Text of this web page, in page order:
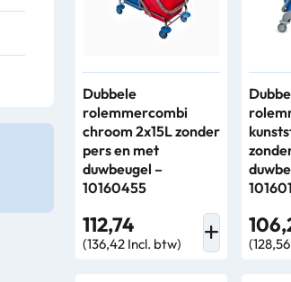
Dubbele
rolemmercombi
chroom 2x15L zonder
pers en met
duwbeugel –
10160455
112,74
(136,42 Incl. btw)